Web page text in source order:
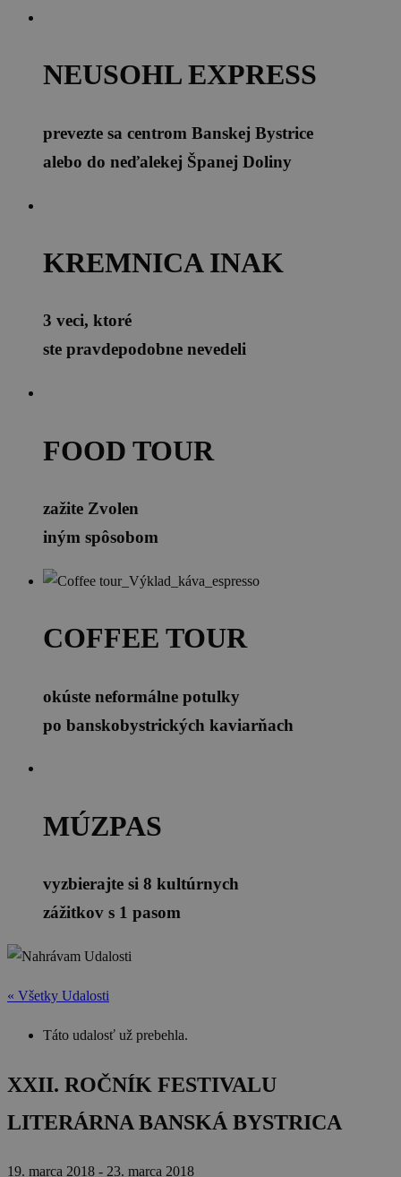
NEUSOHL EXPRESS
prevezte sa centrom Banskej Bystrice
alebo do neďalekej Španej Doliny
KREMNICA INAK
3 veci, ktoré
ste pravdepodobne nevedeli
FOOD TOUR
zažite Zvolen
iným spôsobom
COFFEE TOUR
okúste neformálne potulky
po banskobystrických kaviarňach
MÚZPAS
vyzbierajte si 8 kultúrnych
zážitkov s 1 pasom
« Všetky Udalosti
Táto udalosť už prebehla.
XXII. ROČNÍK FESTIVALU
LITERÁRNA BANSKÁ BYSTRICA
19. marca 2018 - 23. marca 2018